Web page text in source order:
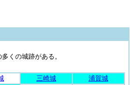
くの城跡がある。
三崎城
浦賀城